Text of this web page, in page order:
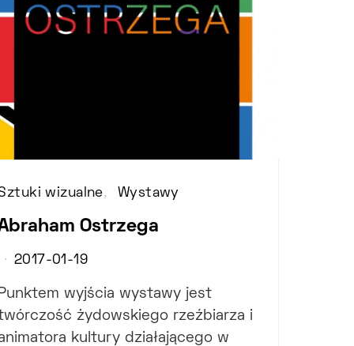
wizualne Wystawy
Ostrzega
2017-01-19
wyjścia wystawy jest
żydowskiego rzeźbiarza i
kultury działającego w